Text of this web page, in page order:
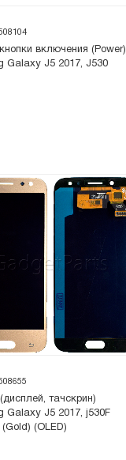
включения (Power)
Galaxy J5 2017, J530
тачскрин)
Galaxy J5 2017, j530F
(OLED)